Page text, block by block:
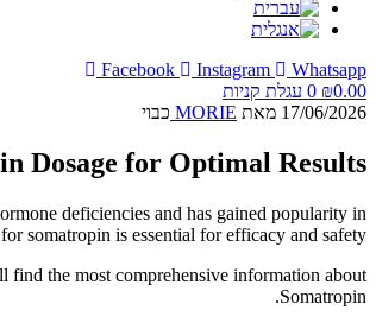
Facebook Instagram
Whatsapp
₪0.00
0 עגלת קניות
17/06/2026 מאת MORIE כבוי
Dosage for Optimal Results
deficiencies and has gained popularity in
somatropin is essential for efficacy and safety.
find the most comprehensive information about
Somatropin.